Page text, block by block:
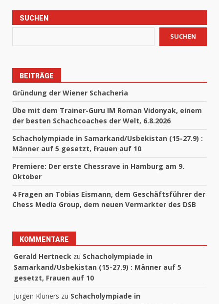
SUCHEN
SUCHEN
BEITRÄGE
Gründung der Wiener Schacheria
Übe mit dem Trainer-Guru IM Roman Vidonyak, einem
der besten Schachcoaches der Welt, 6.8.2026
Schacholympiade in Samarkand/Usbekistan (15-27.9) :
Männer auf 5 gesetzt, Frauen auf 10
Premiere: Der erste Chessrave in Hamburg am 9.
Oktober
4 Fragen an Tobias Eismann, dem Geschäftsführer der
Chess Media Group, dem neuen Vermarkter des DSB
KOMMENTARE
Gerald Hertneck zu Schacholympiade in
Samarkand/Usbekistan (15-27.9) : Männer auf 5
gesetzt, Frauen auf 10
Jürgen Klüners zu Schacholympiade in